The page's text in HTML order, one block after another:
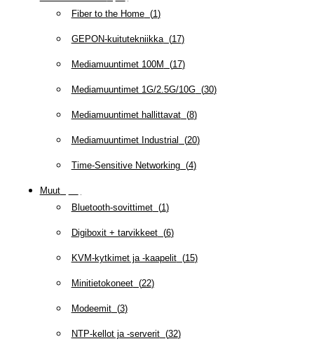
Fiber to the Home(1)
GEPON-kuitutekniikka(17)
Mediamuuntimet 100M (17)
Mediamuuntimet 1G/2.5G/10G(30)
Mediamuuntimet hallittavat(8)
Mediamuuntimet Industrial (20)
Time-Sensitive Networking(4)
Muut(
Bluetooth-sovittimet(1)
Digiboxit + tarvikkeet(6)
KVM-kytkimet ja -kaapelit(15)
Minitietokoneet(22)
Modeemit(3)
NTP-kellot ja -serverit(32)